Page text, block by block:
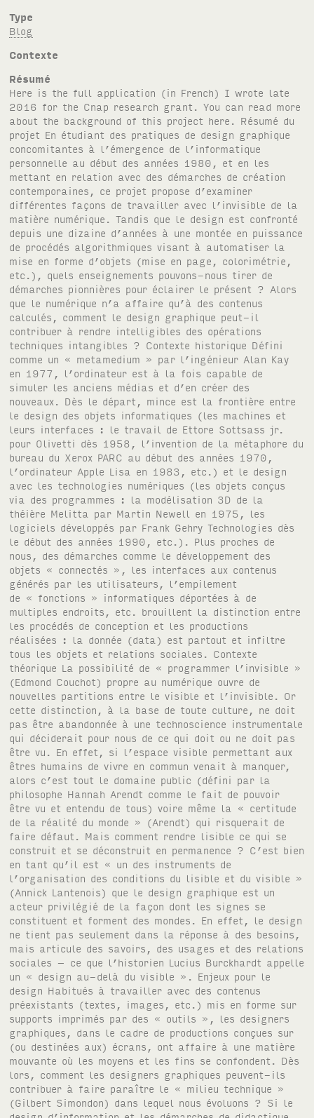
Type
Blog
Contexte
Résumé
Here is the full application (in French) I wrote late
2016 for the Cnap research grant. You can read more
about the background of this project here. Résumé du
projet En étudiant des pratiques de design graphique
concomitantes à l’émergence de l’informatique
personnelle au début des années 1980, et en les
mettant en relation avec des démarches de création
contemporaines, ce projet propose d’examiner
différentes façons de travailler avec l’invisible de la
matière numérique. Tandis que le design est confronté
depuis une dizaine d’années à une montée en puissance
de procédés algorithmiques visant à automatiser la
mise en forme d’objets (mise en page, colorimétrie,
etc.), quels enseignements pouvons-nous tirer de
démarches pionnières pour éclairer le présent ? Alors
que le numérique n’a affaire qu’à des contenus
calculés, comment le design graphique peut-il
contribuer à rendre intelligibles des opérations
techniques intangibles ? Contexte historique Défini
comme un « metamedium » par l’ingénieur Alan Kay
en 1977, l’ordinateur est à la fois capable de
simuler les anciens médias et d’en créer des
nouveaux. Dès le départ, mince est la frontière entre
le design des objets informatiques (les machines et
leurs interfaces : le travail de Ettore Sottsass jr.
pour Olivetti dès 1958, l’invention de la métaphore du
bureau du Xerox PARC au début des années 1970,
l’ordinateur Apple Lisa en 1983, etc.) et le design
avec les technologies numériques (les objets conçus
via des programmes : la modélisation 3D de la
théière Melitta par Martin Newell en 1975, les
logiciels développés par Frank Gehry Technologies dès
le début des années 1990, etc.). Plus proches de
nous, des démarches comme le développement des
objets « connectés », les interfaces aux contenus
générés par les utilisateurs, l’empilement
de « fonctions » informatiques déportées à de
multiples endroits, etc. brouillent la distinction entre
les procédés de conception et les productions
réalisées : la donnée (data) est partout et infiltre
tous les objets et relations sociales. Contexte
théorique La possibilité de « programmer l’invisible »
(Edmond Couchot) propre au numérique ouvre de
nouvelles partitions entre le visible et l’invisible. Or
cette distinction, à la base de toute culture, ne doit
pas être abandonnée à une technoscience instrumentale
qui déciderait pour nous de ce qui doit ou ne doit pas
être vu. En effet, si l’espace visible permettant aux
êtres humains de vivre en commun venait à manquer,
alors c’est tout le domaine public (défini par la
philosophe Hannah Arendt comme le fait de pouvoir
être vu et entendu de tous) voire même la « certitude
de la réalité du monde » (Arendt) qui risquerait de
faire défaut. Mais comment rendre lisible ce qui se
construit et se déconstruit en permanence ? C’est bien
en tant qu’il est « un des instruments de
l’organisation des conditions du lisible et du visible »
(Annick Lantenois) que le design graphique est un
acteur privilégié de la façon dont les signes se
constituent et forment des mondes. En effet, le design
ne tient pas seulement dans la réponse à des besoins,
mais articule des savoirs, des usages et des relations
sociales – ce que l’historien Lucius Burckhardt appelle
un « design au-delà du visible ». Enjeux pour le
design Habitués à travailler avec des contenus
préexistants (textes, images, etc.) mis en forme sur
supports imprimés par des « outils », les designers
graphiques, dans le cadre de productions conçues sur
(ou destinées aux) écrans, ont affaire à une matière
mouvante où les moyens et les fins se confondent. Dès
lors, comment les designers graphiques peuvent-ils
contribuer à faire paraître le « milieu technique »
(Gilbert Simondon) dans lequel nous évoluons ? Si le